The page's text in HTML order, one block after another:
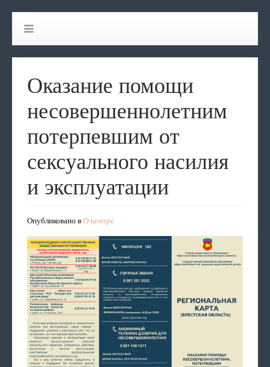
Оказание помощи
несовершеннолетним
потерпевшим от
сексуального насилия
и эксплуатации
Опубликовано вО центре